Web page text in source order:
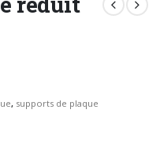
, supports de plaque